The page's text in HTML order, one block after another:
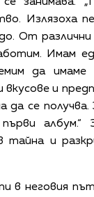
Излязоха
От
Имам
да имаме
вкусове и
да се
албум.“
тайна и
в неговия